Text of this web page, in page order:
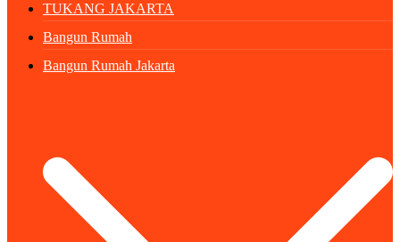
TUKANG JAKARTA
Bangun Rumah
Bangun Rumah Jakarta